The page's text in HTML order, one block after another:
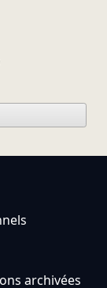
archivées